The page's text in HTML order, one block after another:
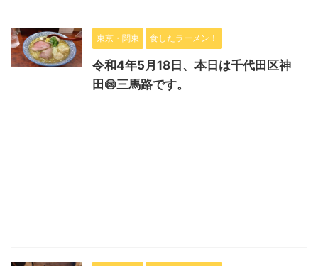
東京・関東 食したラーメン！
令和4年5月18日、本日は千代田区神
田🍥三馬路です。